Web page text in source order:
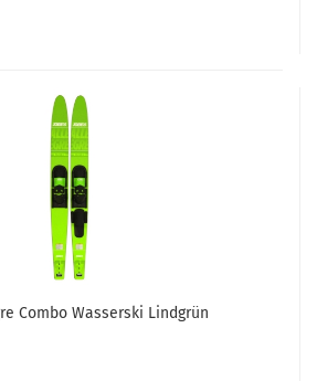
Combo Wasserski Lindgrün